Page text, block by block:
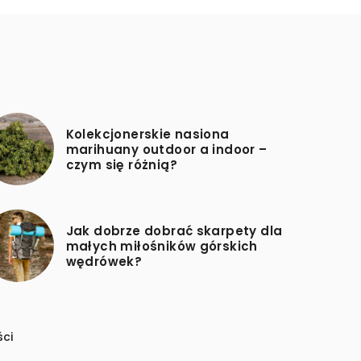
Kolekcjonerskie nasiona
marihuany outdoor a indoor –
czym się różnią?
Jak dobrze dobrać skarpety dla
małych miłośników górskich
wędrówek?